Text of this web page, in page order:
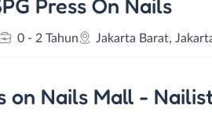
Press On Nails
0 - 2 Tahun Jakarta Barat,
on Nails Mall -